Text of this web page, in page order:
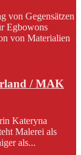
von Gegensätzen
Egbowons
von Materialien
/ MAK
Kateryna
Malerei als
als...